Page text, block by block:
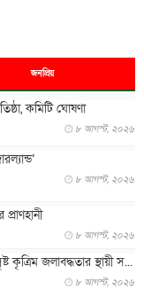
জনপ্রিয়
কমিটি ঘোষণা
৮ আগস্ট, ২০২৬
৮ আগস্ট, ২০২৬
৮ আগস্ট, ২০২৬
কৃত্রিম জলাবদ্ধতার স্থায়ী স...
৮ আগস্ট, ২০২৬